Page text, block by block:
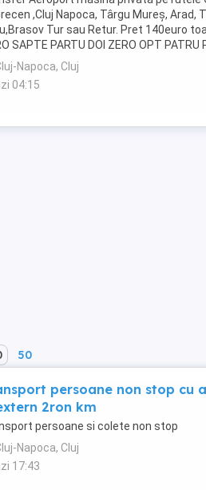
,Cluj Napoca, Târgu Mureș, Arad,
Tur sau Retur. Pret 140euro
SAPTE PARTU DOI ZERO OPT PATRU
Napoca, Cluj
04:15
50
persoane non stop cu
2ron km
persoane si colete non stop
Napoca, Cluj
17:43